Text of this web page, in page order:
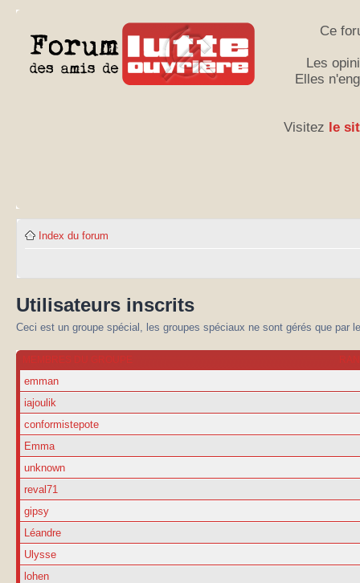
Ce
Les
Elles
Visitez le
Index du forum
Utilisateurs inscrits
Ceci est un groupe spécial, les groupes spéciaux ne sont gérés que par
MEMBRES DU GROUPE
emman
iajoulik
conformistepote
Emma
unknown
reval71
gipsy
Léandre
Ulysse
lohen